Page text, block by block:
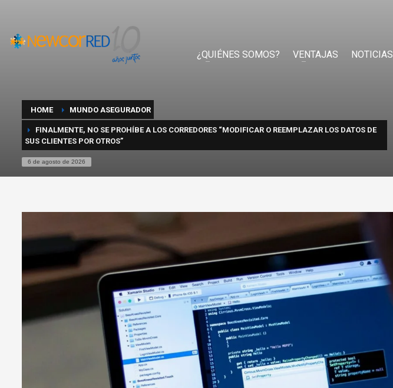
¿QUIÉNES SOMOS? VENTAJAS NOTICIAS
HOME MUNDO ASEGURADOR
FINALMENTE, NO SE PROHÍBE A LOS CORREDORES “MODIFICAR O REEMPLAZAR LOS DATOS DE
SUS CLIENTES POR OTROS”
6 de agosto de 2026